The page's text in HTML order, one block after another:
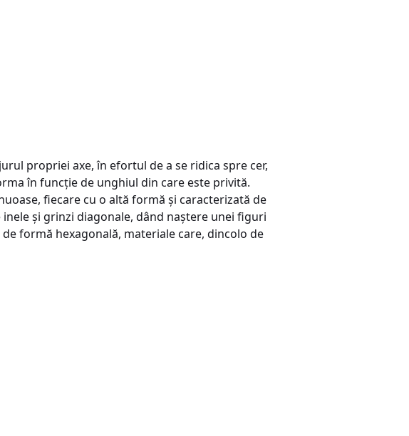
propriei axe, în efortul de a se ridica spre cer,
în funcţie de unghiul din care este privită.
fiecare cu o altă formă şi caracterizată de
şi grinzi diagonale, dând naştere unei figuri
formă hexagonală, materiale care, dincolo de